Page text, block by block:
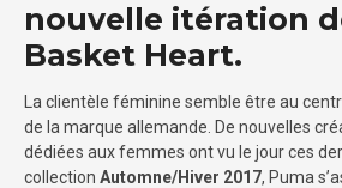
nouvelle itération
Basket Heart.
La clientèle féminine semble être au
de la marque allemande. De nouvelles
dédiées aux femmes ont vu le jour ces
collection Automne/Hiver 2017, Puma